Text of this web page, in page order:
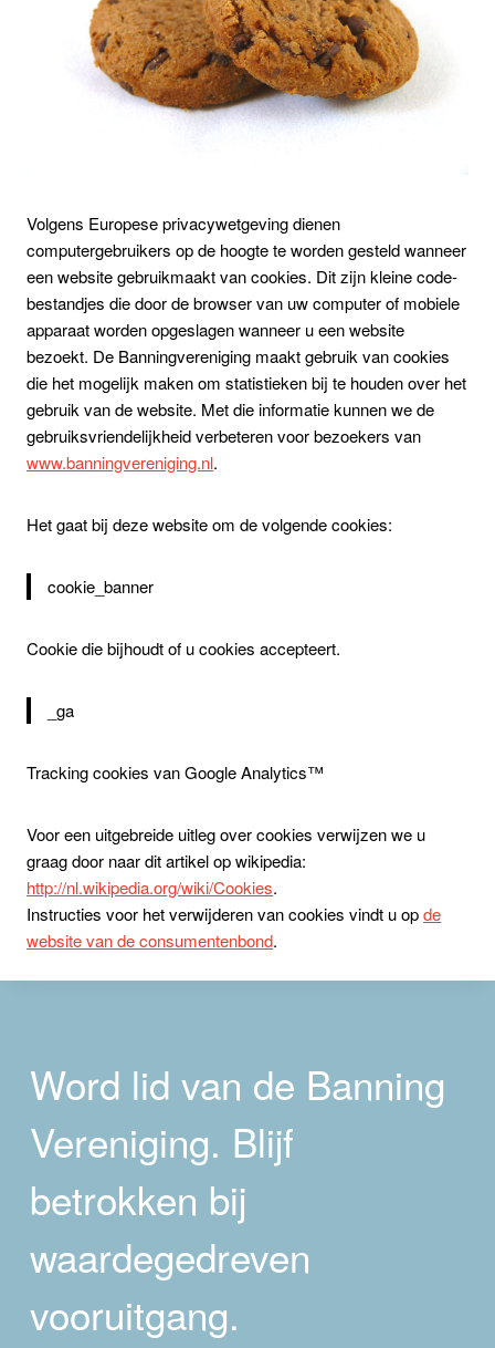
Volgens Europese privacywetgeving dienen
computergebruikers op de hoogte te worden gesteld wanneer
een website gebruikmaakt van cookies. Dit zijn kleine code-
bestandjes die door de browser van uw computer of mobiele
apparaat worden opgeslagen wanneer u een website
bezoekt. De Banningvereniging maakt gebruik van cookies
die het mogelijk maken om statistieken bij te houden over het
gebruik van de website. Met die informatie kunnen we de
gebruiksvriendelijkheid verbeteren voor bezoekers van
www.banningvereniging.nl.
Het gaat bij deze website om de volgende cookies:
cookie_banner
Cookie die bijhoudt of u cookies accepteert.
_ga
Tracking cookies van Google Analytics™
Voor een uitgebreide uitleg over cookies verwijzen we u
graag door naar dit artikel op wikipedia:
http://nl.wikipedia.org/wiki/Cookies.
Instructies voor het verwijderen van cookies vindt u opde
website van de consumentenbond.
Word lid van de Banning
Vereniging. Blijf
betrokken bij
waardegedreven
vooruitgang.